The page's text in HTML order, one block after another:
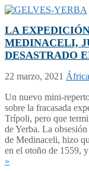
LA
MEDINACELI,
DESASTRADO
22 marzo, 2021 África
Un nuevo mini-
sobre la fracasada
Trípoli, pero que
de Yerba. La
de Medinaceli, hizo
en el otoño de 1559,
»